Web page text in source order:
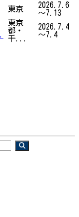
東京
2026.7.6
～7.13
東京
都・
千...
2026.7.4
～7.4